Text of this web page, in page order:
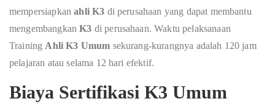
mempersiapkanahli K3 di perusahaan yang dapat membantu
mengembangkanK3 di perusahaan. Waktu pelaksanaan
Training Ahli K3 Umum sekurang-kurangnya adalah 120 jam
pelajaran atau selama 12 hari efektif.
Biaya Sertifikasi K3 Umum